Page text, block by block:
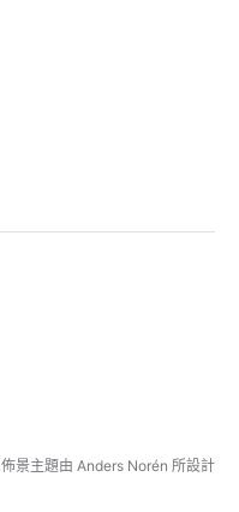
佈景主題由 Anders Norén 所設計